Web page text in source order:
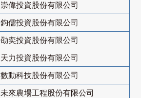
崇偉投資股份有限公司
鈞儒投資股份有限公司
劭奕投資股份有限公司
天力投資股份有限公司
數動科技股份有限公司
未來農場工程股份有限公司